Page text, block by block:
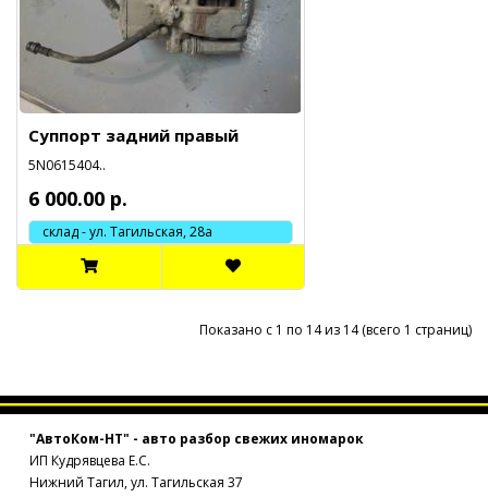
Суппорт задний правый
5N0615404..
6 000.00 р.
склад - ул. Тагильская, 28а
Показано с 1 по 14 из 14 (всего 1 страниц)
"АвтоКом-НТ" - авто разбор свежих иномарок
ИП Кудрявцева Е.С.
Нижний Тагил, ул. Тагильская 37